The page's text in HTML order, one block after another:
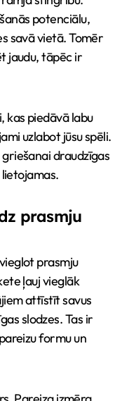
potenciālu,
savā vietā. Tomēr
jaudu, tāpēc ir
kas piedāvā labu
uzlabot jūsu spēli.
draudzīgas
prasmju
prasmju
ļauj vieglāk
attīstīt savus
slodzes. Tas ir
formu un